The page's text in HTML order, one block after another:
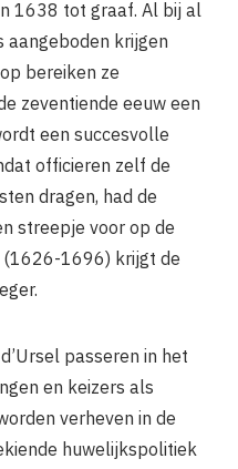
1638 tot graaf. Al bij al
aangeboden krijgen
bereiken ze
zeventiende eeuw een
een succesvolle
officieren zelf de
dragen, had de
streepje voor op de
(1626-1696) krijgt de
passeren in het
en keizers als
verheven in de
huwelijkspolitiek